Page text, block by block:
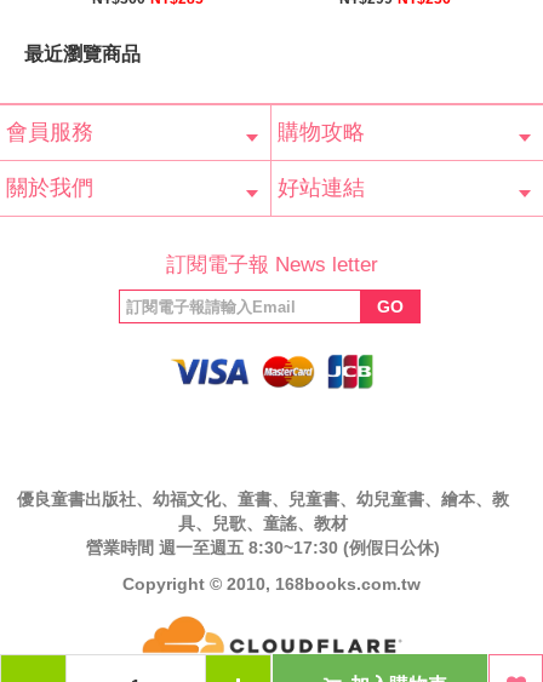
最近瀏覽商品
會員服務
會員辨法
客服信箱
隱私條款
網站導覽
購物攻略
常見問題
購物說明
訂單查詢
關於我們 好站連結
福利協會
絲專頁
訂閱電子報 News letter
GO
優良童書出版社、幼福文化、童書、兒童書、幼兒童書、繪本、教
具、兒歌、童謠、教材
營業時間 週一至週五 8:30~17:30 (例假日公休)
Copyright © 2010, 168books.com.tw